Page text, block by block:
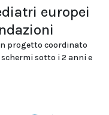
europei
progetto coordinato
sotto i 2 anni e